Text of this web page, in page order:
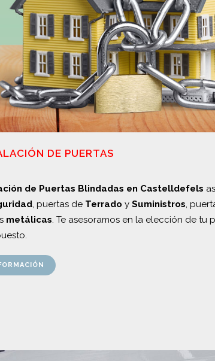
DE PUERTAS
de Puertas Blindadas en Castelldefels
, puertas de Terrado y Suministros,
metálicas. Te asesoramos en la elección de tu